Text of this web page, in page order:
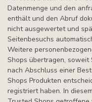
Datenmenge und den
enthält und den Abruf
nicht ausgewertet und
Seitenbesuchs
Weitere
Shops übertragen, soweit
nach Abschluss einer
Shops Produkten
registriert haben. In